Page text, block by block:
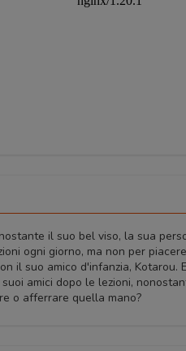
il suo bel viso, la sua
ogni giorno, ma non per
il suo amico d'infanzia, Kotarou.
amici dopo le lezioni,
o afferrare quella mano?